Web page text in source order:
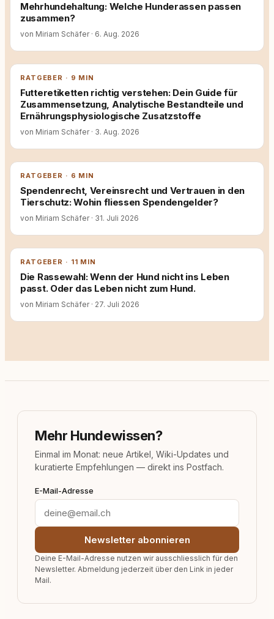
Mehrhundehaltung: Welche Hunderassen passen
zusammen?
von Miriam Schäfer · 6. Aug. 2026
RATGEBER · 9 MIN
Futteretiketten richtig verstehen: Dein Guide für
Zusammensetzung, Analytische Bestandteile und
Ernährungsphysiologische Zusatzstoffe
von Miriam Schäfer · 3. Aug. 2026
RATGEBER · 6 MIN
Spendenrecht, Vereinsrecht und Vertrauen in den
Tierschutz: Wohin fliessen Spendengelder?
von Miriam Schäfer · 31. Juli 2026
RATGEBER · 11 MIN
Die Rassewahl: Wenn der Hund nicht ins Leben
passt. Oder das Leben nicht zum Hund.
von Miriam Schäfer · 27. Juli 2026
Mehr Hundewissen?
Einmal im Monat: neue Artikel, Wiki-Updates und
kuratierte Empfehlungen — direkt ins Postfach.
E-Mail-Adresse
Newsletter abonnieren
Deine E-Mail-Adresse nutzen wir ausschliesslich für den
Newsletter. Abmeldung jederzeit über den Link in jeder
Mail.